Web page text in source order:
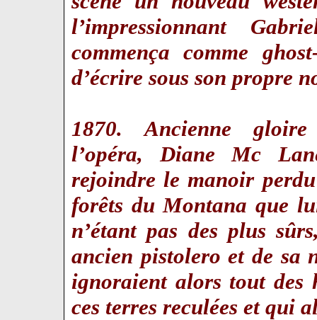
l’impressionnant
commença comme
d’écrire sous son propre
1870. Ancienne
l’opéra, Diane Mc
rejoindre le manoir
forêts du Montana que
n’étant pas des plus
ancien pistolero et de sa
ignoraient alors tout des
ces terres reculées et qui